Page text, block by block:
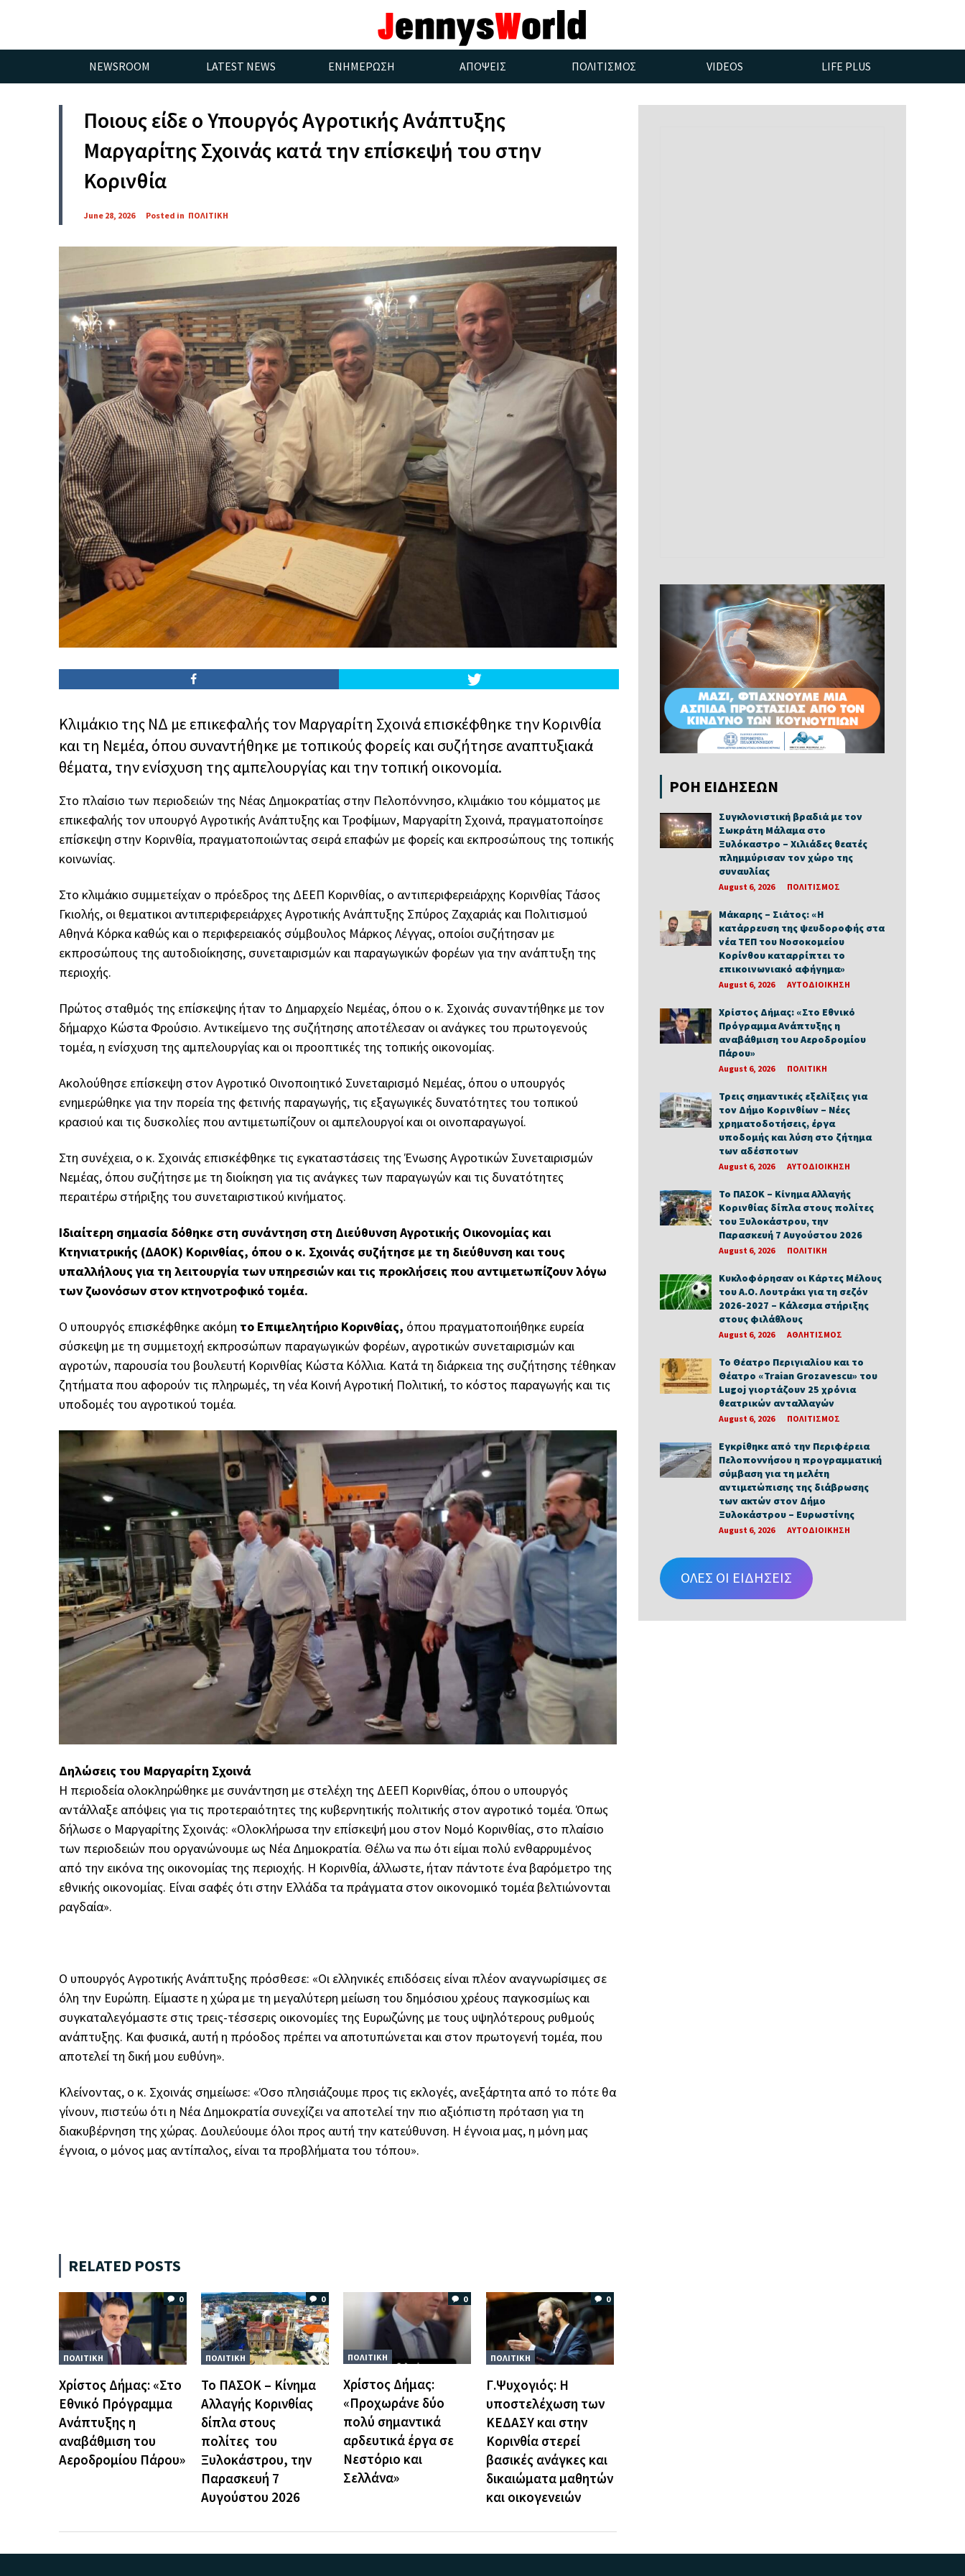
NEWSROOM LATEST NEWS ΕΝΗΜΕΡΩΣΗ ΑΠΟΨΕΙΣ ΠΟΛΙΤΙΣΜΟΣ VIDEOS LIFE PLUS
Ποιους είδε ο Υπουργός Αγροτικής Ανάπτυξης
Μαργαρίτης Σχοινάς κατά την επίσκεψή του στην
Κορινθία
June 28, 2026 Posted in ΠΟΛΙΤΙΚΗ
Κλιμάκιο της ΝΔ με επικεφαλής τον Μαργαρίτη Σχοινά επισκέφθηκε την Κορινθία
και τη Νεμέα, όπου συναντήθηκε με τοπικούς φορείς και συζήτησε αναπτυξιακά
θέματα, την ενίσχυση της αμπελουργίας και την τοπική οικονομία.
Στο πλαίσιο των περιοδειών της Νέας Δημοκρατίας στην Πελοπόννησο, κλιμάκιο του κόμματος με
επικεφαλής τον υπουργό Αγροτικής Ανάπτυξης και Τροφίμων, Μαργαρίτη Σχοινά, πραγματοποίησε
επίσκεψη στην Κορινθία, πραγματοποιώντας σειρά επαφών με φορείς και εκπροσώπους της τοπικής
κοινωνίας.
Στο κλιμάκιο συμμετείχαν ο πρόεδρος της ΔΕΕΠ Κορινθίας, ο αντιπεριφερειάρχης Κορινθίας Τάσος
Γκιολής, οι θεματικοι αντιπεριφερειάρχες Αγροτικής Ανάπτυξης Σπύρος Ζαχαριάς και Πολιτισμού
Αθηνά Κόρκα καθώς και ο περιφερειακός σύμβουλος Μάρκος Λέγγας, οποίοι συζήτησαν με
εκπροσώπους της αυτοδιοίκησης, συνεταιρισμών και παραγωγικών φορέων για την ανάπτυξη της
περιοχής.
Πρώτος σταθμός της επίσκεψης ήταν το Δημαρχείο Νεμέας, όπου ο κ. Σχοινάς συναντήθηκε με τον
δήμαρχο Κώστα Φρούσιο. Αντικείμενο της συζήτησης αποτέλεσαν οι ανάγκες του πρωτογενούς
τομέα, η ενίσχυση της αμπελουργίας και οι προοπτικές της τοπικής οικονομίας.
Ακολούθησε επίσκεψη στον Αγροτικό Οινοποιητικό Συνεταιρισμό Νεμέας, όπου ο υπουργός
ενημερώθηκε για την πορεία της φετινής παραγωγής, τις εξαγωγικές δυνατότητες του τοπικού
κρασιού και τις δυσκολίες που αντιμετωπίζουν οι αμπελουργοί και οι οινοπαραγωγοί.
Στη συνέχεια, ο κ. Σχοινάς επισκέφθηκε τις εγκαταστάσεις της Ένωσης Αγροτικών Συνεταιρισμών
Νεμέας, όπου συζήτησε με τη διοίκηση για τις ανάγκες των παραγωγών και τις δυνατότητες
περαιτέρω στήριξης του συνεταιριστικού κινήματος.
Ιδιαίτερη σημασία δόθηκε στη συνάντηση στη Διεύθυνση Αγροτικής Οικονομίας και
Κτηνιατρικής (ΔΑΟΚ) Κορινθίας, όπου ο κ. Σχοινάς συζήτησε με τη διεύθυνση και τους
υπαλλήλους για τη λειτουργία των υπηρεσιών και τις προκλήσεις που αντιμετωπίζουν λόγω
των ζωονόσων στον κτηνοτροφικό τομέα.
Ο υπουργός επισκέφθηκε ακόμη το Επιμελητήριο Κορινθίας, όπου πραγματοποιήθηκε ευρεία
σύσκεψη με τη συμμετοχή εκπροσώπων παραγωγικών φορέων, αγροτικών συνεταιρισμών και
αγροτών, παρουσία του βουλευτή Κορινθίας Κώστα Κόλλια. Κατά τη διάρκεια της συζήτησης τέθηκαν
ζητήματα που αφορούν τις πληρωμές, τη νέα Κοινή Αγροτική Πολιτική, το κόστος παραγωγής και τις
υποδομές του αγροτικού τομέα.
Δηλώσεις του Μαργαρίτη Σχοινά
Η περιοδεία ολοκληρώθηκε με συνάντηση με στελέχη της ΔΕΕΠ Κορινθίας, όπου ο υπουργός
αντάλλαξε απόψεις για τις προτεραιότητες της κυβερνητικής πολιτικής στον αγροτικό τομέα. Όπως
δήλωσε ο Μαργαρίτης Σχοινάς: «Ολοκλήρωσα την επίσκεψή μου στον Νομό Κορινθίας, στο πλαίσιο
των περιοδειών που οργανώνουμε ως Νέα Δημοκρατία. Θέλω να πω ότι είμαι πολύ ενθαρρυμένος
από την εικόνα της οικονομίας της περιοχής. Η Κορινθία, άλλωστε, ήταν πάντοτε ένα βαρόμετρο της
εθνικής οικονομίας. Είναι σαφές ότι στην Ελλάδα τα πράγματα στον οικονομικό τομέα βελτιώνονται
ραγδαία».
Ο υπουργός Αγροτικής Ανάπτυξης πρόσθεσε: «Οι ελληνικές επιδόσεις είναι πλέον αναγνωρίσιμες σε
όλη την Ευρώπη. Είμαστε η χώρα με τη μεγαλύτερη μείωση του δημόσιου χρέους παγκοσμίως και
συγκαταλεγόμαστε στις τρεις-τέσσερις οικονομίες της Ευρωζώνης με τους υψηλότερους ρυθμούς
ανάπτυξης. Και φυσικά, αυτή η πρόοδος πρέπει να αποτυπώνεται και στον πρωτογενή τομέα, που
αποτελεί τη δική μου ευθύνη».
Κλείνοντας, ο κ. Σχοινάς σημείωσε: «Όσο πλησιάζουμε προς τις εκλογές, ανεξάρτητα από το πότε θα
γίνουν, πιστεύω ότι η Νέα Δημοκρατία συνεχίζει να αποτελεί την πιο αξιόπιστη πρόταση για τη
διακυβέρνηση της χώρας. Δουλεύουμε όλοι προς αυτή την κατεύθυνση. Η έγνοια μας, η μόνη μας
έγνοια, ο μόνος μας αντίπαλος, είναι τα προβλήματα του τόπου».
RELATED POSTS
0
ΠΟΛΙΤΙΚΗ
Χρίστος Δήμας: «Στο
Εθνικό Πρόγραμμα
Ανάπτυξης η
αναβάθμιση του
Αεροδρομίου Πάρου»
0
ΠΟΛΙΤΙΚΗ
Το ΠΑΣΟΚ – Κίνημα
Αλλαγής Κορινθίας
δίπλα στους
πολίτες του
Ξυλοκάστρου, την
Παρασκευή 7
Αυγούστου 2026
0
ΠΟΛΙΤΙΚΗ
Χρίστος Δήμας:
«Προχωράνε δύο
πολύ σημαντικά
αρδευτικά έργα σε
Νεστόριο και
Σελλάνα»
0
ΠΟΛΙΤΙΚΗ
Γ.Ψυχογιός: Η
υποστελέχωση των
ΚΕΔΑΣΥ και στην
Κορινθία στερεί
βασικές ανάγκες και
δικαιώματα μαθητών
και οικογενειών
ΡΟΗ ΕΙΔΗΣΕΩΝ
Συγκλονιστική βραδιά με τον
Σωκράτη Μάλαμα στο
Ξυλόκαστρο – Χιλιάδες θεατές
πλημμύρισαν τον χώρο της
συναυλίας
August 6, 2026 ΠΟΛΙΤΙΣΜΟΣ
Μάκαρης – Σιάτος: «Η
κατάρρευση της ψευδοροφής στα
νέα ΤΕΠ του Νοσοκομείου
Κορίνθου καταρρίπτει το
επικοινωνιακό αφήγημα»
August 6, 2026 ΑΥΤΟΔΙΟΙΚΗΣΗ
Χρίστος Δήμας: «Στο Εθνικό
Πρόγραμμα Ανάπτυξης η
αναβάθμιση του Αεροδρομίου
Πάρου»
August 6, 2026 ΠΟΛΙΤΙΚΗ
Τρεις σημαντικές εξελίξεις για
τον Δήμο Κορινθίων – Νέες
χρηματοδοτήσεις, έργα
υποδομής και λύση στο ζήτημα
των αδέσποτων
August 6, 2026 ΑΥΤΟΔΙΟΙΚΗΣΗ
Το ΠΑΣΟΚ – Κίνημα Αλλαγής
Κορινθίας δίπλα στους πολίτες
του Ξυλοκάστρου, την
Παρασκευή 7 Αυγούστου 2026
August 6, 2026 ΠΟΛΙΤΙΚΗ
Κυκλοφόρησαν οι Κάρτες Μέλους
του Α.Ο. Λουτράκι για τη σεζόν
2026-2027 – Κάλεσμα στήριξης
στους φιλάθλους
August 6, 2026 ΑΘΛΗΤΙΣΜΟΣ
Το Θέατρο Περιγιαλίου και το
Θέατρο «Traian Grozavescu» του
Lugoj γιορτάζουν 25 χρόνια
θεατρικών ανταλλαγών
August 6, 2026 ΠΟΛΙΤΙΣΜΟΣ
Εγκρίθηκε από την Περιφέρεια
Πελοποννήσου η προγραμματική
σύμβαση για τη μελέτη
αντιμετώπισης της διάβρωσης
των ακτών στον Δήμο
Ξυλοκάστρου – Ευρωστίνης
August 6, 2026 ΑΥΤΟΔΙΟΙΚΗΣΗ
ΟΛΕΣ ΟΙ ΕΙΔΗΣΕΙΣ